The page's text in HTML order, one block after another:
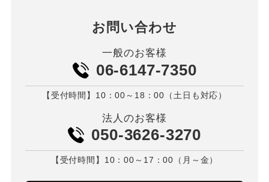
お問い合わせ
一般のお客様
06-6147-7350
【受付時間】10：00～18：00（土日も対応）
法人のお客様
050-3626-3270
【受付時間】10：00～17：00（月～金）